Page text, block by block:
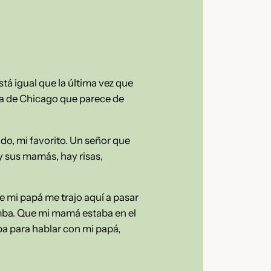
igual que la última vez que
de Chicago que parece de
mi favorito. Un señor que
sus mamás, hay risas,
mi papá me trajo aquí a pasar
Que mi mamá estaba en el
para hablar con mi papá,